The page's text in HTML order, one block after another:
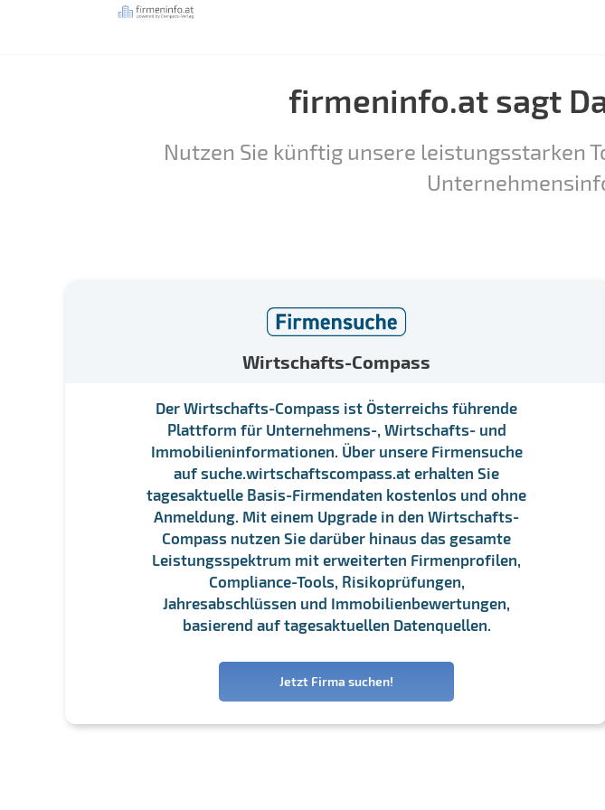
firmeninfo.at sagt
Nutzen Sie künftig unsere leistungsstarken
Wirtschafts-Compass
Der Wirtschafts-Compass ist Österreichs führende
Plattform für Unternehmens-, Wirtschafts- und
Immobilieninformationen. Über unsere Firmensuche
auf suche.wirtschaftscompass.at erhalten Sie
tagesaktuelle Basis-Firmendaten kostenlos und ohne
Anmeldung. Mit einem Upgrade in den Wirtschafts-
Compass nutzen Sie darüber hinaus das gesamte
Leistungsspektrum mit erweiterten Firmenprofilen,
Compliance-Tools, Risikoprüfungen,
Jahresabschlüssen und Immobilienbewertungen,
basierend auf tagesaktuellen Datenquellen.
Jetzt Firma suchen!